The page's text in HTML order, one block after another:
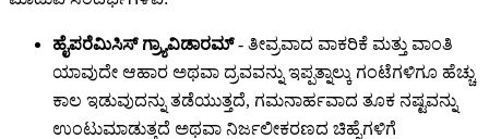
ಹೈಪರೆಮಿಸಿಸ್ ಗ್ರ್ಯಾವಿಡಾರಮ್- ತೀವ್ರವಾದ ವಾಕರಿಕೆ ಮತ್ತು ವಾಂತಿ
ಯಾವುದೇ ಆಹಾರ ಅಥವಾ ದ್ರವವನ್ನು ಇಪ್ಪತ್ನಾಲ್ಕು ಗಂಟೆಗಳಿಗೂ ಹೆಚ್ಚು
ಕಾಲ ಇಡುವುದನ್ನು ತಡೆಯುತ್ತದೆ, ಗಮನಾರ್ಹವಾದ ತೂಕ ನಷ್ಟವನ್ನು
ಉಂಟುಮಾಡುತ್ತದೆ ಅಥವಾ ನಿರ್ಜಲೀಕರಣದ ಚಿಹ್ನೆಗಳಿಗೆ